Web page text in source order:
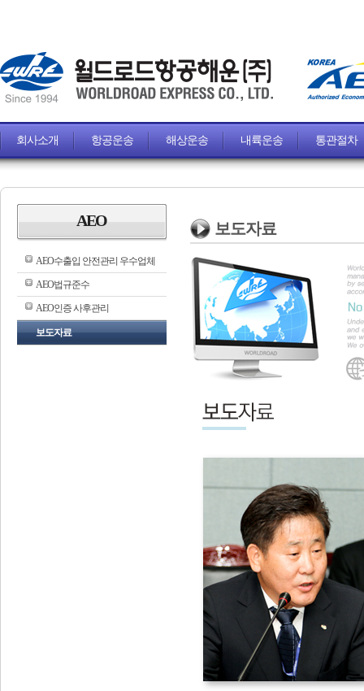
회사소개 항공운송 해상운송 내륙운송 통관절차
AEO
AEO수출입 안전관리 우수업체
AEO법규준수
AEO인증 사후관리
보도자료
보도자료